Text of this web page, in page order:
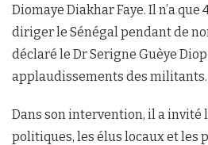
Diomaye Diakhar Faye. Il n’a que
diriger le Sénégal pendant de
déclaré le Dr Serigne Guèye
applaudissements des militants.
Dans son intervention, il a invité
politiques, les élus locaux et les